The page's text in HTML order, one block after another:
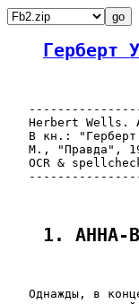
Герберт
Herbert Wells.
В кн.:
М., "Правда",
OCR &
1. АННА-